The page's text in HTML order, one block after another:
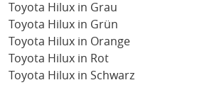
Toyota Hilux in Grau
Toyota Hilux in Grün
Toyota Hilux in Orange
Toyota Hilux in Rot
Toyota Hilux in Schwarz